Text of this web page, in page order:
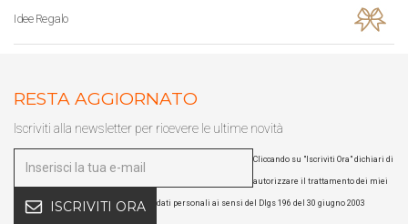
Idee Regalo
RESTA AGGIORNATO
Iscriviti alla newsletter per ricevere le ultime novità
ISCRIVITI ORA
Cliccando su "Iscriviti Ora" dichiari di
autorizzare il trattamento dei miei
dati personali ai sensi del Dlgs 196 del 30 giugno 2003